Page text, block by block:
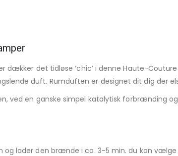
dækker det tidløse ‘chic’ i denne Haute-
duft. Rumduften er designet dit dig der
ved en ganske simpel katalytisk forbrænding
lader den brænde i ca. 3-5 min. du kan